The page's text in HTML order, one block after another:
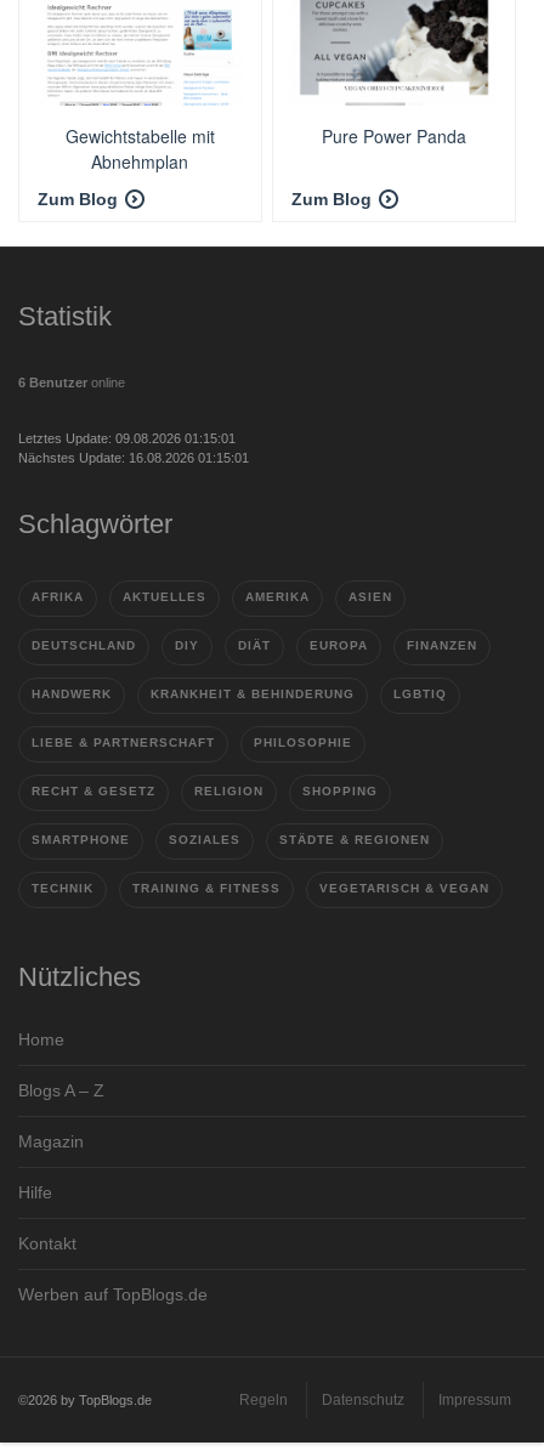
Gewichtstabelle mit
Abnehmplan
Zum Blog
Pure Power Panda
Zum Blog
Statistik
6 Benutzer online
Letztes Update: 09.08.2026 01:15:01
Nächstes Update: 16.08.2026 01:15:01
Schlagwörter
AFRIKA AKTUELLES AMERIKA ASIEN
DEUTSCHLAND DIY DIÄT EUROPA FINANZEN
HANDWERK KRANKHEIT & BEHINDERUNG LGBTIQ
LIEBE & PARTNERSCHAFT PHILOSOPHIE
RECHT & GESETZ RELIGION SHOPPING
SMARTPHONE SOZIALES STÄDTE & REGIONEN
TECHNIK TRAINING & FITNESS VEGETARISCH & VEGAN
Nützliches
Home
Blogs A – Z
Magazin
Hilfe
Kontakt
Werben auf TopBlogs.de
©2026 by TopBlogs.de Regeln Datenschutz Impressum